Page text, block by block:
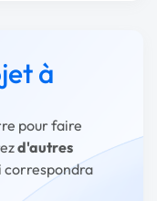
à
pour faire
d'autres
correspondra